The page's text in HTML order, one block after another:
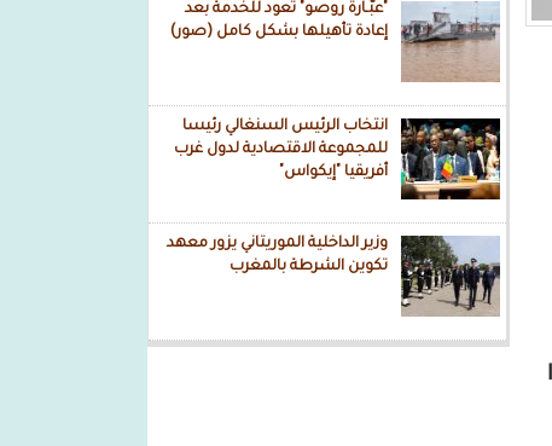
"عبّـارة روصو" تعود للخدمة بعد
إعادة تأهيلها بشكل كامل (صور)
انتخاب الرئيس السنغالي رئيسا
للمجموعة الاقتصادية لدول غرب
أفريقيا "إيكواس"
وزير الداخلية الموريتاني يزور معهد
تكوين الشرطة بالمغرب